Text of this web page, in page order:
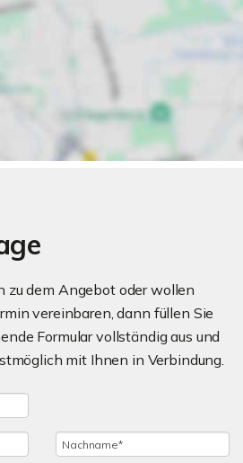
zu dem Angebot oder wollen
vereinbaren, dann füllen Sie
Formular vollständig aus und
mit Ihnen in Verbindung.